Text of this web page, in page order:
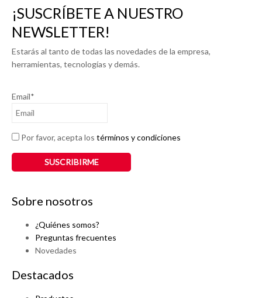
¡SUSCRÍBETE A NUESTRO
NEWSLETTER!
Estarás al tanto de todas las novedades de la empresa,
herramientas, tecnologías y demás.
Email*
Por favor, acepta los términos y condiciones
Sobre nosotros
¿Quiénes somos?
Preguntas frecuentes
Novedades
Destacados